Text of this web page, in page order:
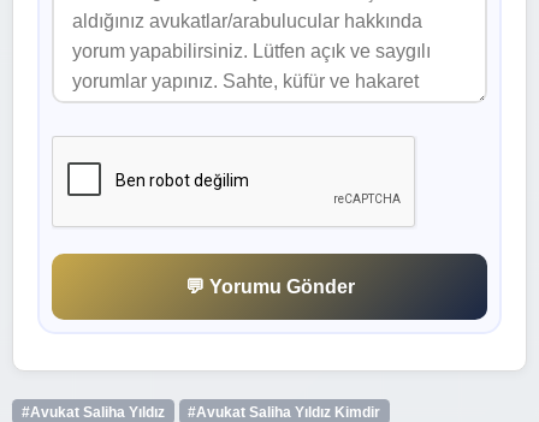
💬 Yorumu Gönder
#Avukat Saliha Yıldız
#Avukat Saliha Yıldız Kimdir